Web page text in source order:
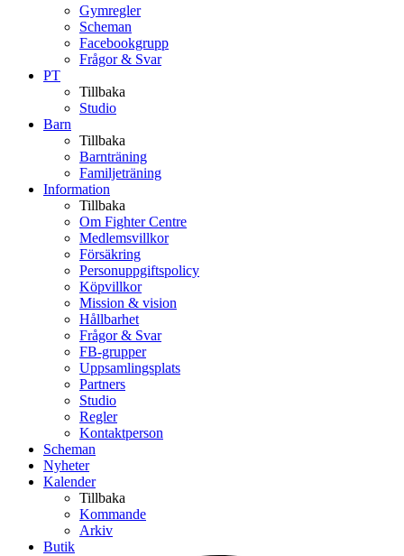
Gymregler
Scheman
Facebookgrupp
Frågor & Svar
PT
Tillbaka
Studio
Barn
Tillbaka
Barnträning
Familjeträning
Information
Tillbaka
Om Fighter Centre
Medlemsvillkor
Försäkring
Personuppgiftspolicy
Köpvillkor
Mission & vision
Hållbarhet
Frågor & Svar
FB-grupper
Uppsamlingsplats
Partners
Studio
Regler
Kontaktperson
Scheman
Nyheter
Kalender
Tillbaka
Kommande
Arkiv
Butik